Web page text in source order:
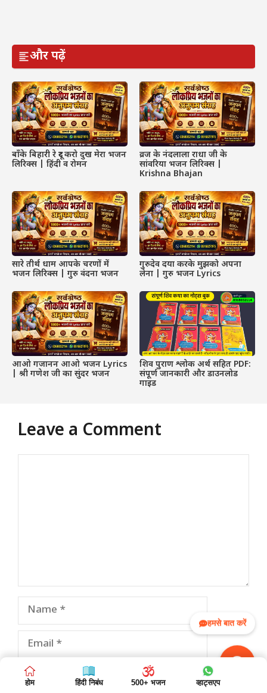
हमसे बात करें
और पढ़ें
बाँके बिहारी रे दूर करो दुख मेरा भजन
लिरिक्स | हिंदी व रोमन
व्रज के नंदलाला राधा जी के
सांवरिया भजन लिरिक्स |
Krishna Bhajan
सारे तीर्थ धाम आपके चरणों में
भजन लिरिक्स | गुरु वंदना भजन
गुरुदेव दया करके मुझको अपना
लेना | गुरु भजन Lyrics
आओ गजानन आओ भजन Lyrics
| श्री गणेश जी का सुंदर भजन
शिव पुराण श्लोक अर्थ सहित PDF:
संपूर्ण जानकारी और डाउनलोड
गाइड
Leave a Comment
Name
Email
Website
होम हिंदी निबंध 500+ भजन व्हाट्सएप